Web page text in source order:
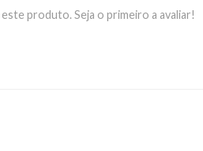
produto. Seja o primeiro a avaliar!